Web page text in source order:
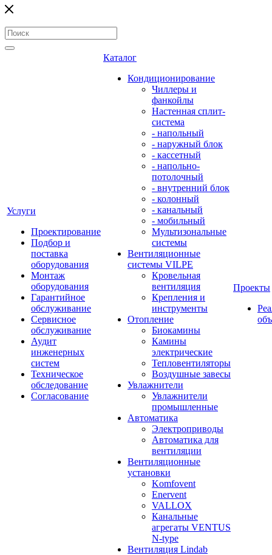
Услуги
Проектирование
Подбор и
поставка
оборудования
Монтаж
оборудования
Гарантийное
обслуживание
Сервисное
обслуживание
Аудит
инженерных
систем
Техническое
обследование
Согласование
Каталог
Кондиционирование
Чиллеры и
фанкойлы
Настенная сплит-
система
- напольный
- наружный блок
- кассетный
- напольно-
потолочный
- внутренний блок
- колонный
- канальный
- мобильный
Мультизональные
системы
Вентиляционные
системы VILPE
Кровельная
вентиляция
Крепления и
инструменты
Отопление
Биокамины
Камины
электрические
Тепловентиляторы
Воздушные завесы
Увлажнители
Увлажнители
промышленные
Автоматика
Электроприводы
Автоматика для
вентиляции
Вентиляционные
установки
Komfovent
Enervent
VALLOX
Канальные
агрегаты VENTUS
N-type
Вентиляция Lindab
Проекты